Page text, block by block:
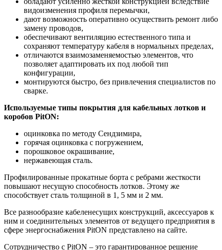
видоизменения профиля перемычки,
дают возможность оперативно осуществить ремонт либо
замену проводов,
обеспечивают вентиляцию естественного типа и
сохраняют температуру кабеля в нормальных пределах,
отличаются взаимозаменяемостью элементов, что
позволяет адаптировать их под любой тип
конфигурации,
монтируются быстро, без привлечения специалистов по
сварке.
Используемые типы покрытия для кабельных лотков и
коробов PitON:
оцинковка по методу Сендзимира,
горячая оцинковка с погружением,
порошковое окрашивание,
нержавеющая сталь.
Профилированные прокатные борта с ребрами жесткости
повышают несущую способность лотков. Этому же
способствует сталь толщиной в 1, 5 мм и 2 мм.
Все разнообразие кабеленесущих конструкций, аксессуаров к
ним и соединительных элементов от ведущего предприятия в
сфере энергоснабжения PitON представлено на сайте.
Сотрудничество с PitON – это гарантированное решение